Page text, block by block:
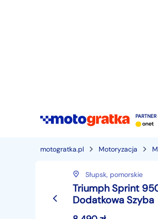
PARTNER
motogratka.pl Motoryzacja
Słupsk, pomorskie
Triumph Sprint
Dodatkowa Szyba